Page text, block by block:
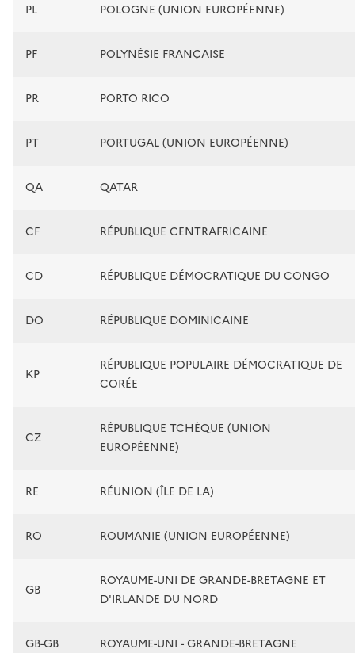
PL POLOGNE (UNION EUROPÉENNE)
PF POLYNÉSIE FRANÇAISE
PR PORTO RICO
PT PORTUGAL (UNION EUROPÉENNE)
QA QATAR
CF RÉPUBLIQUE CENTRAFRICAINE
CD RÉPUBLIQUE DÉMOCRATIQUE DU CONGO
DO RÉPUBLIQUE DOMINICAINE
KP
RÉPUBLIQUE POPULAIRE DÉMOCRATIQUE DE
CORÉE
CZ
RÉPUBLIQUE TCHÈQUE (UNION
EUROPÉENNE)
RE RÉUNION (ÎLE DE LA)
RO ROUMANIE (UNION EUROPÉENNE)
GB
ROYAUME-UNI DE GRANDE-BRETAGNE ET
D'IRLANDE DU NORD
GB-GB ROYAUME-UNI - GRANDE-BRETAGNE